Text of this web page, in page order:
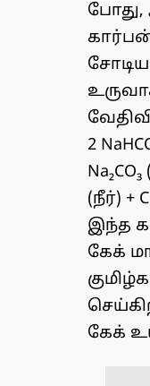
போது,
2
(நீர்) +
இந்த
கேக்
கேக்